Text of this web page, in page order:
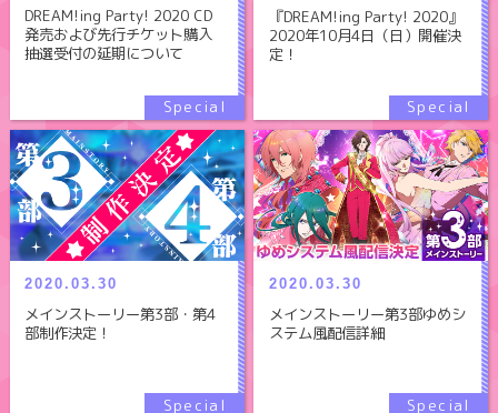
DREAM!ing Party! 2020 CD
発売および先行チケット購入
抽選受付の延期について
『DREAM!ing Party! 2020』
2020年10月4日（日）開催決
定！
2020.03.30
メインストーリー第3部・第4
部制作決定！
2020.03.30
メインストーリー第3部ゆめシ
ステム風配信詳細